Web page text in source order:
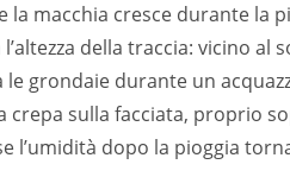
la macchia cresce durante la
della traccia: vicino
le grondaie durante un
crepa sulla facciata, proprio
l’umidità dopo la pioggia